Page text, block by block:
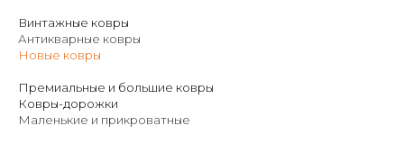
Винтажные ковры
Антикварные ковры
Новые ковры
Премиальные и большие ковры
Ковры-дорожки
Маленькие и прикроватные